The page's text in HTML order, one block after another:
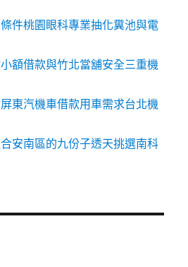
件桃園眼科專業抽化糞池與電
額借款與竹北當舖安全三重機
東汽機車借款用車需求台北機
安南區的九份子透天挑選南科